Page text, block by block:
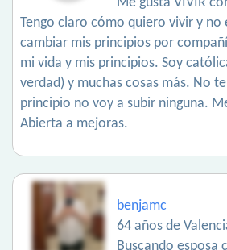
Tengo claro cómo quiero vivir y no
cambiar mis principios por
mi vida y mis principios. Soy
verdad) y muchas cosas más. No
principio no voy a subir ninguna.
Abierta a mejoras.
benjamc
64 años de
Buscando esposa